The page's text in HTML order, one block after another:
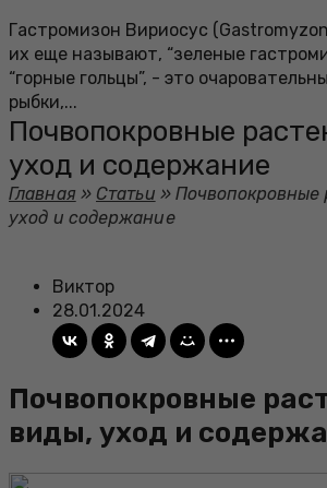
Гастромизон Вириосус
их еще называют, “зеленые
“горные гольцы”, - это
рыбки,...
Почвопокровные
уход и содержание
Главная » Статьи » Почвопокровные
уход и содержание
Виктор
28.01.2024
Почвопокровные
виды, уход и